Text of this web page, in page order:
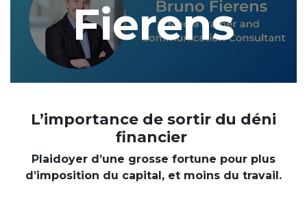
Fierens
L’importance de sortir du déni
financier
Plaidoyer d’une grosse fortune pour plus
d’imposition du capital, et moins du travail.